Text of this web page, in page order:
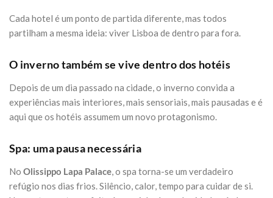
Cada hotel é um ponto de partida diferente, mas todos
partilham a mesma ideia: viver Lisboa de dentro para fora.
O inverno também se vive dentro dos hotéis
Depois de um dia passado na cidade, o inverno convida a
experiências mais interiores, mais sensoriais, mais pausadas e é
aqui que os hotéis assumem um novo protagonismo.
Spa: uma pausa necessária
No Olissippo Lapa Palace, o spa torna-se um verdadeiro
refúgio nos dias frios. Silêncio, calor, tempo para cuidar de si.